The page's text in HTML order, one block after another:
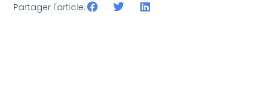
Partager l'article: